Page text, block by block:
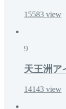
15583 view
9
天王洲ア
14143 view